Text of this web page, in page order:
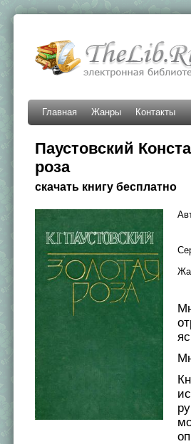
Главная Жанры Контакты
Паустовский
роза
скачать книгу бесплатно